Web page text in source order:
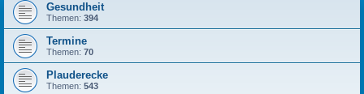
Gesundheit
Themen: 394
Termine
Themen: 70
Plauderecke
Themen: 543